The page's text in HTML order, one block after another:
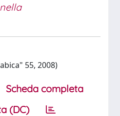
55, 2008)
Scheda completa
(DC)